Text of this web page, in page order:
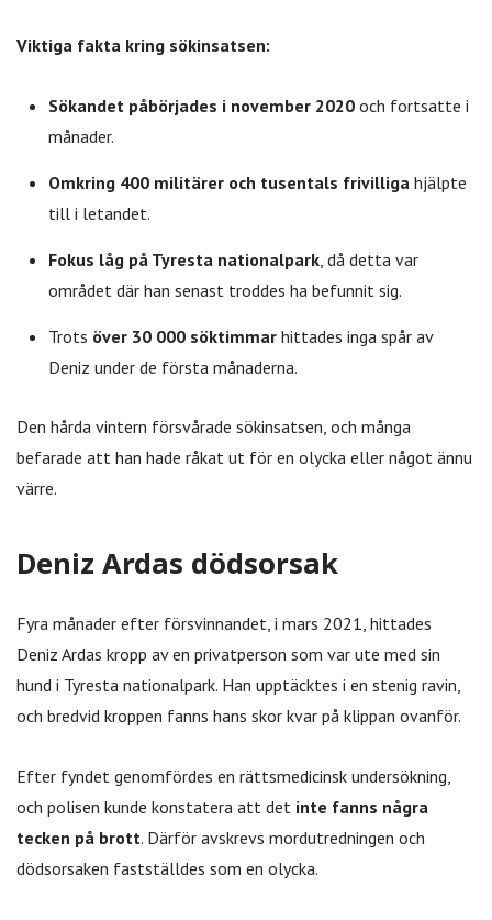
Viktiga fakta kring sökinsatsen:
Sökandet påbörjades i november 2020och fortsatte i
månader.
Omkring 400 militärer och tusentals frivilligahjälpte
till i letandet.
Fokus låg på Tyresta nationalpark, då detta var
området där han senast troddes ha befunnit sig.
Trots över 30 000 söktimmarhittades inga spår av
Deniz under de första månaderna.
Den hårda vintern försvårade sökinsatsen, och många
befarade att han hade råkat ut för en olycka eller något ännu
värre.
Deniz Ardas dödsorsak
Fyra månader efter försvinnandet, i mars 2021, hittades
Deniz Ardas kropp av en privatperson som var ute med sin
hund i Tyresta nationalpark. Han upptäcktes i en stenig ravin,
och bredvid kroppen fanns hans skor kvar på klippan ovanför.
Efter fyndet genomfördes en rättsmedicinsk undersökning,
och polisen kunde konstatera att det inte fanns några
tecken på brott. Därför avskrevs mordutredningen och
dödsorsaken fastställdes som en olycka.